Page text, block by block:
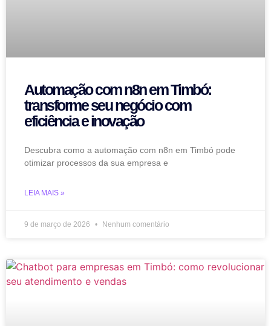
Automação com n8n em Timbó:
transforme seu negócio com
eficiência e inovação
Descubra como a automação com n8n em Timbó pode
otimizar processos da sua empresa e
LEIA MAIS »
9 de março de 2026 Nenhum comentário